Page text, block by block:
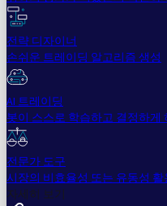
전략 디자이너
손쉬운 트레이딩 알고리즘 생성
AI 트레이딩
봇이 스스로 학습하고 결정하게
전문가 도구
시장의 비효율성 또는 유동성 활
자세히 보기